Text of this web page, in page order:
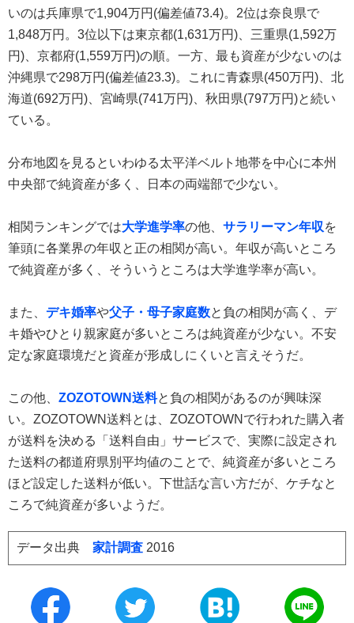
いのは兵庫県で1,904万円(偏差値73.4)。2位は奈良県で
1,848万円。3位以下は東京都(1,631万円)、三重県(1,592万
円)、京都府(1,559万円)の順。一方、最も資産が少ないのは
沖縄県で298万円(偏差値23.3)。これに青森県(450万円)、北
海道(692万円)、宮崎県(741万円)、秋田県(797万円)と続い
ている。
分布地図を見るといわゆる太平洋ベルト地帯を中心に本州
中央部で純資産が多く、日本の両端部で少ない。
相関ランキングでは大学進学率の他、 サラリーマン年収を
筆頭に各業界の年収と正の相関が高い。年収が高いところ
で純資産が多く、そういうところは大学進学率が高い。
また、 デキ婚率や父子・母子家庭数と負の相関が高く、デ
キ婚やひとり親家庭が多いところは純資産が少ない。不安
定な家庭環境だと資産が形成しにくいと言えそうだ。
この他、 ZOZOTOWN送料と負の相関があるのが興味深
い。ZOZOTOWN送料とは、ZOZOTOWNで行われた購入者
が送料を決める「送料自由」サービスで、実際に設定され
た送料の都道府県別平均値のことで、純資産が多いところ
ほど設定した送料が低い。下世話な言い方だが、ケチなと
ころで純資産が多いようだ。
データ出典 家計調査 2016